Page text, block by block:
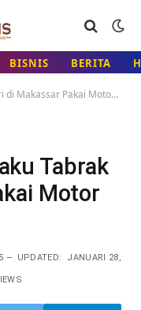
BISNIS BERITA
Pakai Motor Vario Merah
Tabrak
Motor
UPDATED: JANUARI 28,